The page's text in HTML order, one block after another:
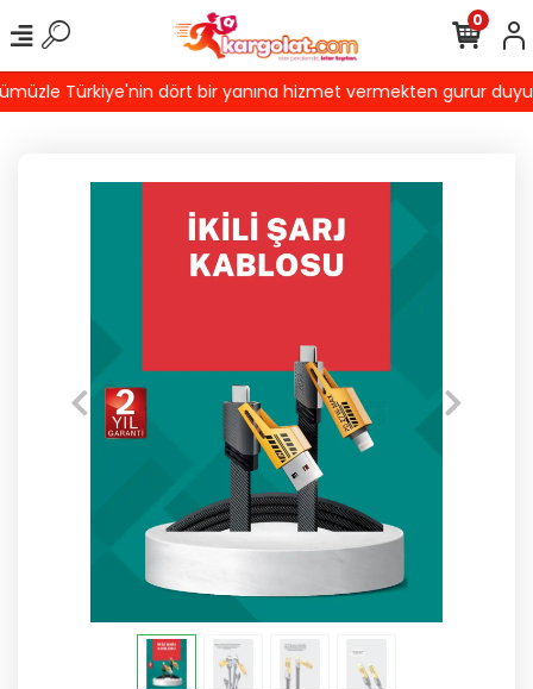
Türkiye'nin dört bir yanına hizmet vermekten gurur
0